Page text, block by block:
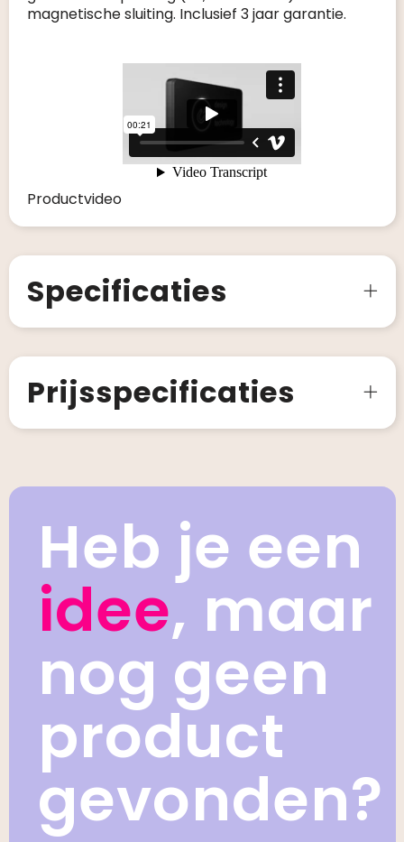
magnetische sluiting. Inclusief 3 jaar garantie.
Productvideo
Specificaties
Prijsspecificaties
Heb je een
idee, maar
nog geen
product
gevonden?